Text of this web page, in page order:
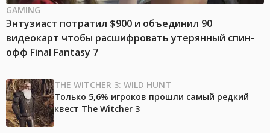
GAMING
Энтузиаст потратил $900 и объединил 90
видеокарт чтобы расшифровать утерянный спин-
офф Final Fantasy 7
THE WITCHER 3: WILD HUNT
Только 5,6% игроков прошли самый редкий
квест The Witcher 3